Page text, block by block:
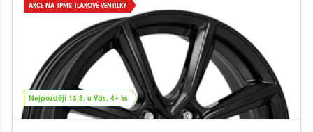
AKCE NA TPMS TLAKOVÉ VENTILKY
Nejpozději 13.8. u Vás, 4+ ks